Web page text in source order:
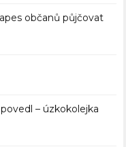
občanů půjčovat
– úzkokolejka